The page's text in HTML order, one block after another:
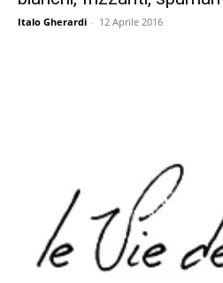
Italo Gherardi - 12 Aprile 2016